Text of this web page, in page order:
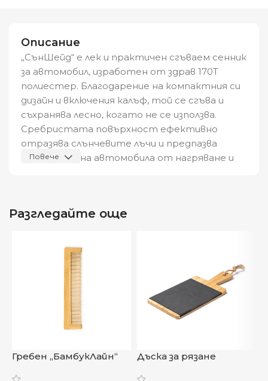
Описание
„СънШейд“ е лек и практичен сгъваем сенник
за автомобил, изработен от здрав 170T
полиестер. Благодарение на компактния си
дизайн и включения калъф, той се сгъва и
съхранява лесно, когато не се използва.
Сребристата повърхност ефективно
отразява слънчевите лъчи и предпазва
интериора на автомобила от нагряване и
Характеристики:
Материал: 170T полиестер
Включва калъф за удобно съхранение
Лек, компактен и лесен за употреба
Предпазва интериора от топлина и UV
Размери:147 х 69 см
Повече
Разгледайте още
Гребен „БамбукЛайн“
Дъска за рязане